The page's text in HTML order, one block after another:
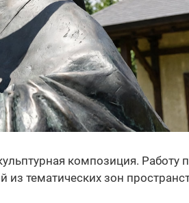
композиция. Работу
тематических зон